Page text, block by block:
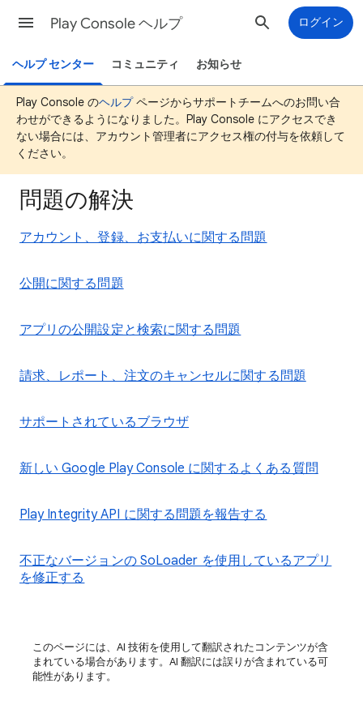
Play Console ヘルプ ログイン
ヘルプ センター コミュニティ お知らせ
Play Console のヘルプページからサポートチームへのお問い合
わせができるようになりました。Play Console にアクセスでき
ない場合には、アカウント管理者にアクセス権の付与を依頼して
ください。
問題の解決
アカウント、登録、お支払いに関する問題
公開に関する問題
アプリの公開設定と検索に関する問題
請求、レポート、注文のキャンセルに関する問題
サポートされているブラウザ
新しい Google Play Console に関するよくある質問
Play Integrity API に関する問題を報告する
不正なバージョンの SoLoader を使用しているアプリ
を修正する
このページには、AI 技術を使用して翻訳されたコンテンツが含
まれている場合があります。AI 翻訳には誤りが含まれている可
能性があります。